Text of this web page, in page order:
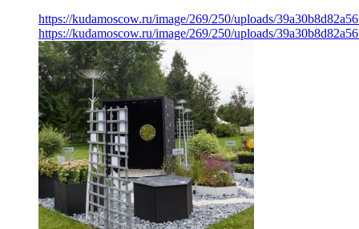
https://kudamoscow.ru/image/269/250/uploads/
https://kudamoscow.ru/image/269/250/uploads/